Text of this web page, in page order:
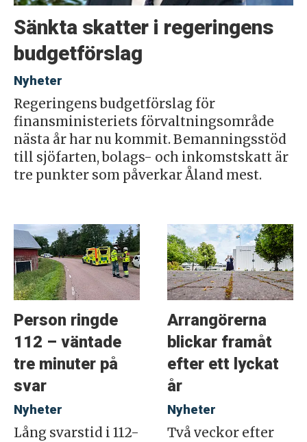
Sänkta skatter i regeringens
budgetförslag
Nyheter
Regeringens budgetförslag för
finansministeriets förvaltningsområde
nästa år har nu kommit. Bemanningsstöd
till sjöfarten, bolags- och inkomstskatt är
tre punkter som påverkar Åland mest.
Person ringde
112 – väntade
tre minuter på
svar
Nyheter
Lång svarstid i 112-
Arrangörerna
blickar framåt
efter ett lyckat
år
Nyheter
Två veckor efter